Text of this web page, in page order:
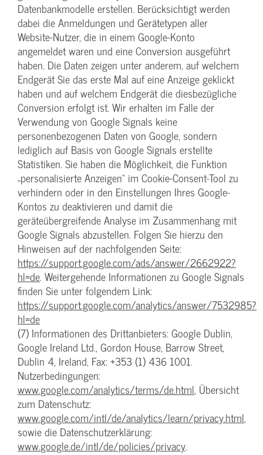
Datenbankmodelle erstellen. Berücksichtigt werden
dabei die Anmeldungen und Gerätetypen aller
Website-Nutzer, die in einem Google-Konto
angemeldet waren und eine Conversion ausgeführt
haben. Die Daten zeigen unter anderem, auf welchem
Endgerät Sie das erste Mal auf eine Anzeige geklickt
haben und auf welchem Endgerät die diesbezügliche
Conversion erfolgt ist. Wir erhalten im Falle der
Verwendung von Google Signals keine
personenbezogenen Daten von Google, sondern
lediglich auf Basis von Google Signals erstellte
Statistiken. Sie haben die Möglichkeit, die Funktion
„personalisierte Anzeigen“ im Cookie-Consent-Tool zu
verhindern oder in den Einstellungen Ihres Google-
Kontos zu deaktivieren und damit die
geräteübergreifende Analyse im Zusammenhang mit
Google Signals abzustellen. Folgen Sie hierzu den
Hinweisen auf der nachfolgenden Seite:
https://support.google.com/ads/answer/2662922?
hl=de. Weitergehende Informationen zu Google Signals
finden Sie unter folgendem Link:
https://support.google.com/analytics/answer/7532985?
hl=de
(7) Informationen des Drittanbieters: Google Dublin,
Google Ireland Ltd., Gordon House, Barrow Street,
Dublin 4, Ireland, Fax: +353 (1) 436 1001.
Nutzerbedingungen:
www.google.com/analytics/terms/de.html, Übersicht
zum Datenschutz:
www.google.com/intl/de/analytics/learn/privacy.html,
sowie die Datenschutzerklärung:
www.google.de/intl/de/policies/privacy.